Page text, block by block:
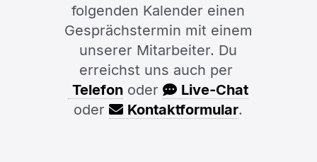
folgenden Kalender einen
Gesprächstermin mit einem
unserer Mitarbeiter. Du
erreichst uns auch per
Telefon oder
Live-Chat
oder
Kontaktformular.